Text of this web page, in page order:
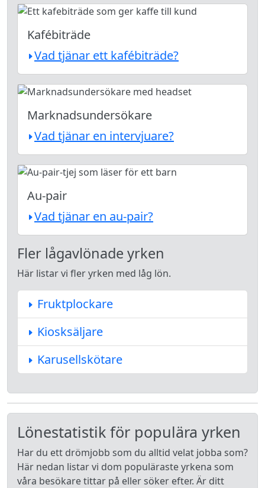
Kafébiträde
Vad tjänar ett kafébiträde?
Marknadsundersökare
Vad tjänar en intervjuare?
Au-pair
Vad tjänar en au-pair?
Fler lågavlönade yrken
Här listar vi fler yrken med låg lön.
Fruktplockare
Kiosksäljare
Karusellskötare
Lönestatistik för populära yrken
Har du ett drömjobb som du alltid velat jobba som?
Här nedan listar vi dom populäraste yrkena som
våra besökare tittar på eller söker efter. Är ditt